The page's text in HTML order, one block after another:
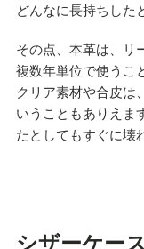
どんなに長持ちした
その点、本革は、リ
複数年単位で使うこ
クリア素材や合皮は
いうこともありえま
たとしてもすぐに壊
シザーケー